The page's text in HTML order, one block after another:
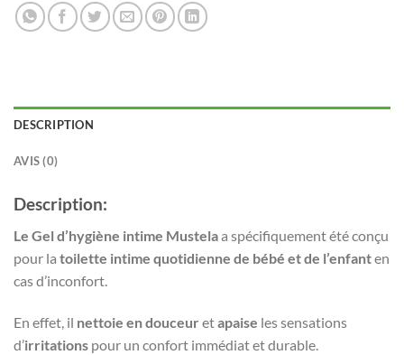
DESCRIPTION
AVIS (0)
Description:
Le Gel d’hygiène intime Mustelaa spécifiquement été conçu
pour la toilette intime quotidienne de bébé et de l’enfanten
cas d’inconfort.
En effet, il nettoie en douceur etapaise les sensations
d’irritations pour un confort immédiat et durable.